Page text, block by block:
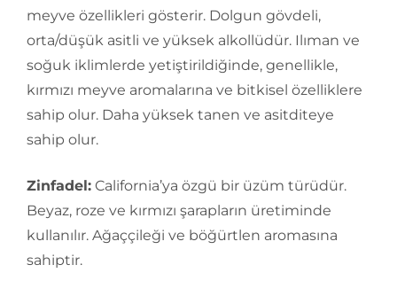
meyve özellikleri gösterir. Dolgun gövdeli,
orta/düşük asitli ve yüksek alkollüdür. Ilıman ve
soğuk iklimlerde yetiştirildiğinde, genellikle,
kırmızı meyve aromalarına ve bitkisel özelliklere
sahip olur. Daha yüksek tanen ve asitditeye
sahip olur.
Zinfadel: California’ya özgü bir üzüm türüdür.
Beyaz, roze ve kırmızı şarapların üretiminde
kullanılır. Ağaççileği ve böğürtlen aromasına
sahiptir.